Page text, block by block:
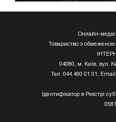
Онлайн-медіа
Товариство з обмеженою
04080, м. Київ, вул.
Тел. 044 490 01 01, Email:
Ідентифікатор в Реєстрі